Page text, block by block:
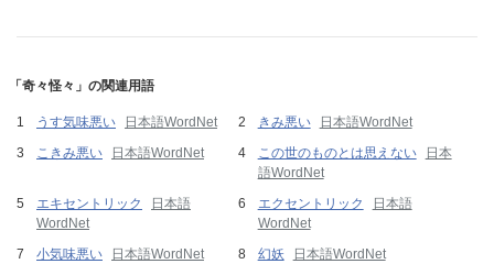
「奇々怪々」の関連用語
うす気味悪い 日本語WordNet きみ悪い
日本語WordNet
こきみ悪い
日本語WordNet この世のものとは思えない
日本
語WordNet
エキセントリック
日本語
WordNet
エクセントリック
日本語
WordNet
小気味悪い
日本語WordNet 幻妖
日本語WordNet